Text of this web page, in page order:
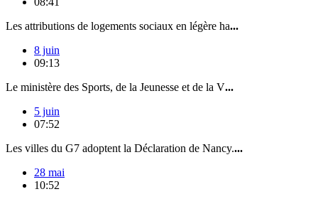
Les attributions de logements sociaux en légère ha...
8 juin
09:13
Le ministère des Sports, de la Jeunesse et de la V...
5 juin
07:52
Les villes du G7 adoptent la Déclaration de Nancy....
28 mai
10:52